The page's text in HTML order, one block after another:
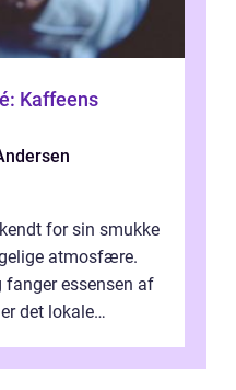
Kaffeens
for sin smukke
atmosfære.
fanger essensen af
det lokale